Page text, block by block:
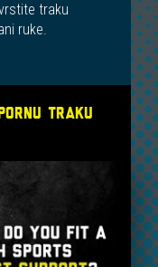
traku
ruke.
traku